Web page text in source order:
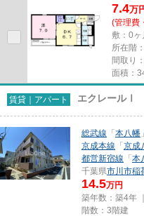
7.4万
(管理費
敷：0ヶ
所在階
間取り
面積：
賃貸｜アパート エクレールⅠ
総武線 「 本八幡
京成本線 「 京成
都営新宿線 「 本
千葉県市川市稲
14.5万円
築年数：築4年
階数：3階建